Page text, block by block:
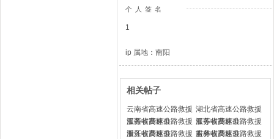
个人签名
1
ip 属地：南阳
相关帖子
云南省高速公路救援
服务收费标准
湖北省高速公路救援
服务收费标准
江西省高速公路救援
服务收费标准
​江苏省高速公路救援
服务收费标准
浙江省高速公路救援 吉林省高速公路救援